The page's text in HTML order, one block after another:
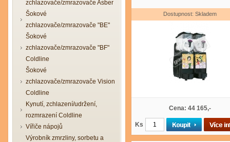
zchlazovače/zmrazovače Asber
Šokové
zchlazovače/zmrazovače "BE"
Šokové
zchlazovače/zmrazovače "BF"
Coldline
Šokové
zchlazovače/zmrazovače Vision
Coldline
Kynutí, zchlazení/udržení,
rozmrazení Coldline
Vířiče nápojů
Výrobník zmrzliny, sorbetu a
Dostupnost: Skladem
Cena: 44 165,-
Ks